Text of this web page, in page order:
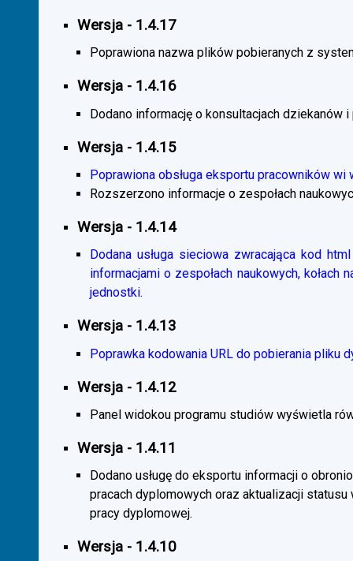
Wersja - 1.4.17
Poprawiona nazwa plików pobieranych z
Wersja - 1.4.16
Dodano informację o konsultacjach dziekanów
Wersja - 1.4.15
Poprawiona obsługa eksportu pracowników wi
Rozszerzono informacje o zespołach
Wersja - 1.4.14
Dodana usługa sieciowa zwracająca kod
informacjami o zespołach naukowych,
jednostki.
Wersja - 1.4.13
Poprawka kodowania URL do pobierania pliku
Wersja - 1.4.12
Panel widokou programu studiów wyświetla
Wersja - 1.4.11
Dodano usługę do eksportu informacji o
pracach dyplomowych oraz aktualizacji
pracy dyplomowej.
Wersja - 1.4.10